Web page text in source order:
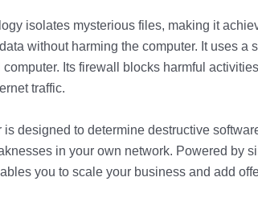
isolates mysterious files, making it
without harming the computer. It uses a
Its firewall blocks harmful
traffic.
is designed to determine destructive
in your own network. Powered by
you to scale your business and add